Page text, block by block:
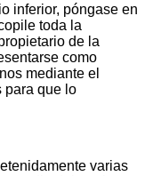
inferior, póngase en
toda la
de la
como
mediante el
para que lo
varias